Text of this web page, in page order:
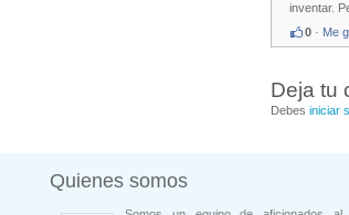
inventar.
0 · Me
Deja tu
Debes iniciar
Quienes somos